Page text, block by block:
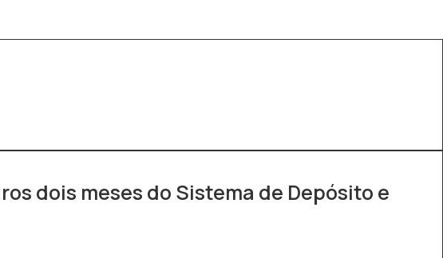
dois meses do Sistema de Depósito e